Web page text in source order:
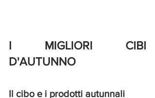
I MIGLIORI CIBI
D'AUTUNNO
Il cibo e i prodotti autunnali